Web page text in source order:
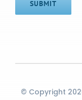
SUBMIT
© Copyright